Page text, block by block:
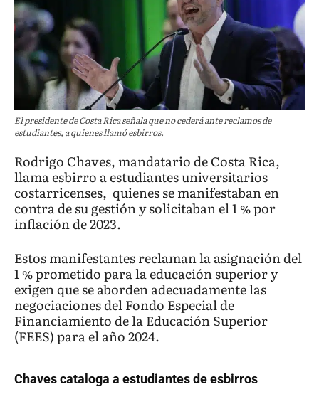
El presidente de Costa Rica señala que no cederá ante reclamos de
estudiantes, a quienes llamó esbirros.
Rodrigo Chaves, mandatario de Costa Rica,
llama esbirro a estudiantes universitarios
costarricenses, quienes se manifestaban en
contra de su gestión y solicitaban el 1 % por
inflación de 2023.
Estos manifestantes reclaman la asignación del
1 % prometido para la educación superior y
exigen que se aborden adecuadamente las
negociaciones del Fondo Especial de
Financiamiento de la Educación Superior
(FEES) para el año 2024.
Chaves cataloga a estudiantes de esbirros